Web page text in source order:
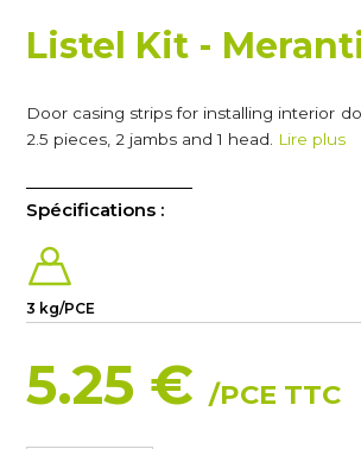
Listel Kit - Meranti
Door casing strips for installing interior
2.5 pieces, 2 jambs and 1 head. Lire plus
Spécifications :
3 kg/PCE
5.25 €/PCE TTC